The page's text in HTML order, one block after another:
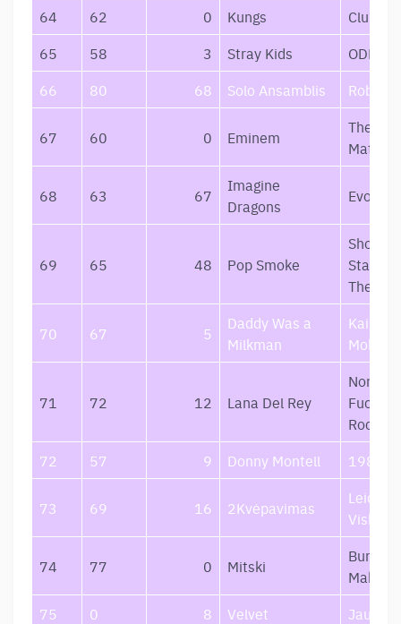
64
62 0 Kungs
Club
65
58 3 Stray Kids
66
80 68 Solo Ansamblis Roboxai
67 60 0 Eminem
The
68 63 67
Imagine
Dragons
Evolve
69 65 48 Pop Smoke
Shoot
Stars
The
70 67 5
Daddy Was a
Milkman
Kai
Mokė
71 72 12 Lana Del Rey
Norman
Fucking
72
57 9 Donny Montell 1987
73 69 16 2Kvėpavimas
Leidžiu
Viską
74 77 0 Mitski
Bury
75
0 8 Velvet
Jaunaty